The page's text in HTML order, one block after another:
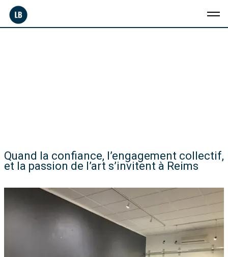
Quand la confiance, l’engagement collectif,
et la passion de l’art s’invitent à Reims